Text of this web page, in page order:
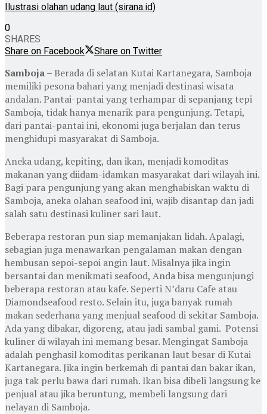
Ilustrasi olahan udang laut (sirana.id)
0
SHARES
Share on Facebook
Share on Twitter
Samboja –Berada di selatan Kutai Kartanegara, Samboja
memiliki pesona bahari yang menjadi destinasi wisata
andalan. Pantai-pantai yang terhampar di sepanjang tepi
Samboja, tidak hanya menarik para pengunjung. Tetapi,
dari pantai-pantai ini, ekonomi juga berjalan dan terus
menghidupi masyarakat di Samboja.
Aneka udang, kepiting, dan ikan, menjadi komoditas
makanan yang diidam-idamkan masyarakat dari wilayah ini.
Bagi para pengunjung yang akan menghabiskan waktu di
Samboja, aneka olahan seafood ini, wajib disantap dan jadi
salah satu destinasi kuliner sari laut.
Beberapa restoran pun siap memanjakan lidah. Apalagi,
sebagian juga menawarkan pengalaman makan dengan
hembusan sepoi-sepoi angin laut. Misalnya jika ingin
bersantai dan menikmati seafood, Anda bisa mengunjungi
beberapa restoran atau kafe. Seperti N’daru Cafe atau
Diamondseafood resto. Selain itu, juga banyak rumah
makan sederhana yang menjual seafood di sekitar Samboja.
Ada yang dibakar, digoreng, atau jadi sambal gami. Potensi
kuliner di wilayah ini memang besar. Mengingat Samboja
adalah penghasil komoditas perikanan laut besar di Kutai
Kartanegara. Jika ingin berkemah di pantai dan bakar ikan,
juga tak perlu bawa dari rumah. Ikan bisa dibeli langsung ke
penjual atau jika beruntung, membeli langsung dari
nelayan di Samboja.